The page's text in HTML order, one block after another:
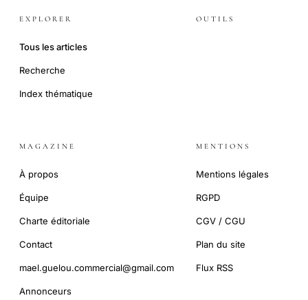
EXPLORER
Tous les articles
Recherche
Index thématique
OUTILS
MAGAZINE
À propos
Équipe
Charte éditoriale
Contact
mael.guelou.commercial@gmail.com
Annonceurs
MENTIONS
Mentions légales
RGPD
CGV / CGU
Plan du site
Flux RSS